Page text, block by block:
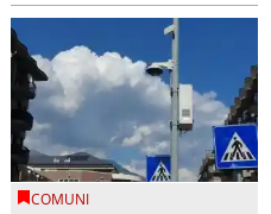
COMUNI